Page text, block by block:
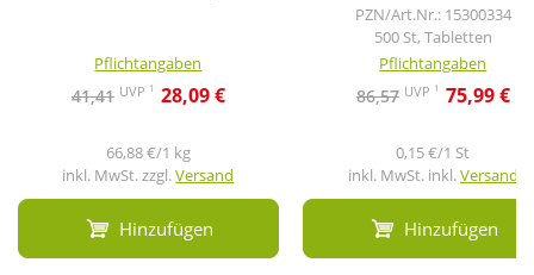
Pflichtangaben
41,41 UVP 1 28,09 €
66,88 €/1 kg
inkl. MwSt. zzgl.Versand
Hinzufügen
PZN/Art.Nr.: 15300334
500 St, Tabletten
Pflichtangaben
86,57 UVP 1 75,99 €
0,15 €/1 St
inkl. MwSt. inkl.Versand
Hinzufügen